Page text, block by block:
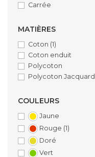
Carrée
MATIÈRES
Coton (1)
Coton enduit
Polycoton
Polycoton Jacquard
COULEURS
Jaune
Rouge (1)
Doré
Vert